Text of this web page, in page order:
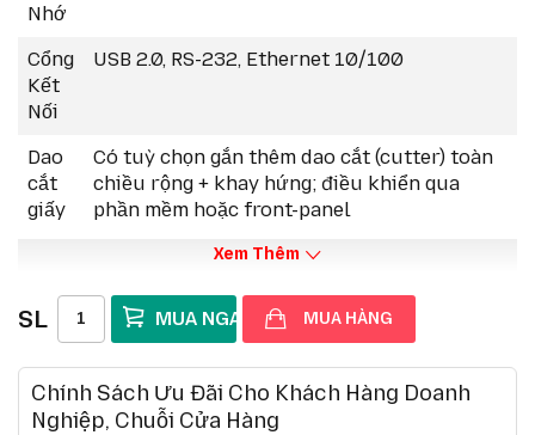
Nhớ
Cổng
Kết
Nối
USB 2.0, RS-232, Ethernet 10/100
Dao
cắt
giấy
Có tuỳ chọn gắn thêm dao cắt (cutter) toàn
chiều rộng + khay hứng; điều khiển qua
phần mềm hoặc front-panel
Xem Thêm
SL MUA HÀNG
Chính Sách Ưu Đãi Cho Khách Hàng Doanh
Nghiệp, Chuỗi Cửa Hàng